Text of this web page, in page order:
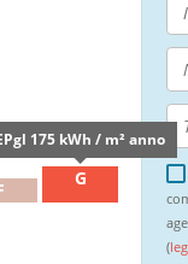
175 kWh / m² anno
G
(